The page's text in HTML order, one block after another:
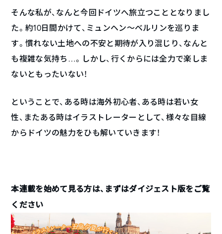
そんな私が、なんと今回ドイツへ旅立つこととなりまし
た。約10日間かけて、ミュンヘン〜ベルリンを巡りま
す。慣れない土地への不安と期待が入り混じり、なんと
も複雑な気持ち…。しかし、行くからには全力で楽しま
ないともったいない！
ということで、ある時は海外初心者、ある時は若い女
性、またある時はイラストレーターとして、様々な目線
からドイツの魅力をひも解いていきます！
本連載を始めて見る方は、まずはダイジェスト版をご覧
ください